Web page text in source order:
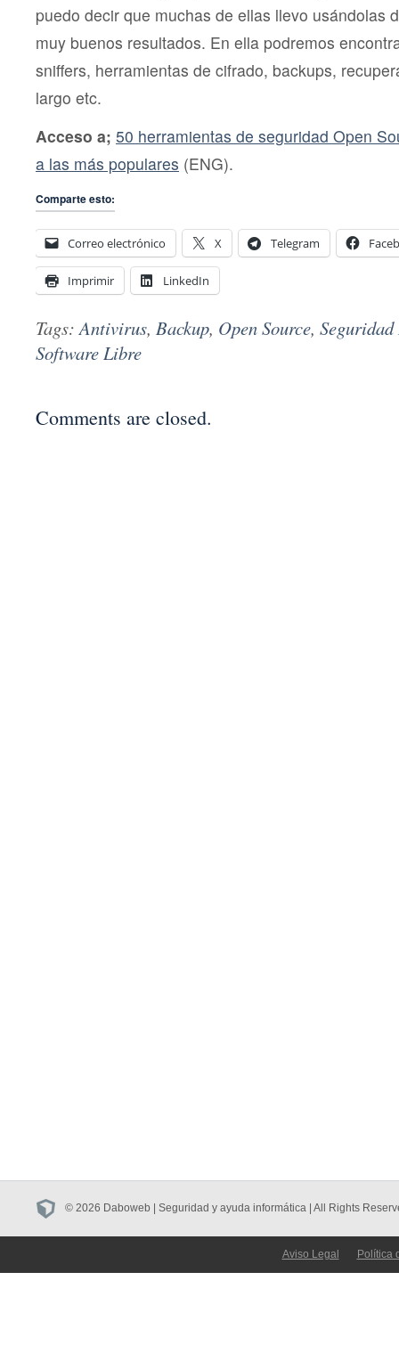
puedo decir que muchas de ellas llevo usándolas
muy buenos resultados. En ella podremos
sniffers, herramientas de cifrado, backups,
largo etc.
Acceso a; 50 herramientas de seguridad Open
a las más populares (ENG).
Comparte esto:
Correo electrónico X Telegram
Imprimir LinkedIn
Tags:Antivirus, Backup, Open Source,
Software Libre
Comments are closed.
© 2026 Daboweb | Seguridad y ayuda informática | All Rights
Aviso Legal Política